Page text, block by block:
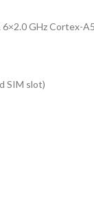
GHz Cortex-
SIM slot)